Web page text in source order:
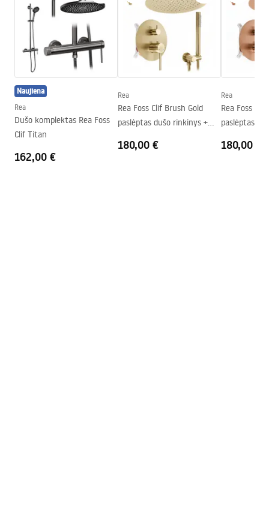
Medžiaga
Žalvaris
Snapelio diapazonas
125mm
Aukštis
205mm
Dengimo technologija
Ryšio skersmuo
Garantija
5 lat
Warranty_Terms_and_Conditions_Faucets_-_5.pdf
Surinkimo instrukcija
faucet.pdf
Saugos informacija
Safety_Information_Faucets.pdf
Naujiena
Rea
Dušo komplektas Rea Foss
Clif Titan
162,00 €
Rea
Rea Foss Clif Brush Gold
paslėptas dušo rinkinys +
180,00 €
Rea
Rea Foss
paslėptas
180,00 €